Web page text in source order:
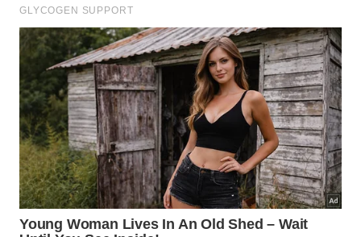
Remover o excesso de produto com um pano
úmido limpo.
Realizar o polimento final utilizando folhas de
jornal amassadas.
Garantir que a superfície seque completamente
em um dia nublado.
Quais são os erros comuns que você
deve evitar?
Muitas pessoas cometem falhas simples que
acabam prejudicando todo o processo de